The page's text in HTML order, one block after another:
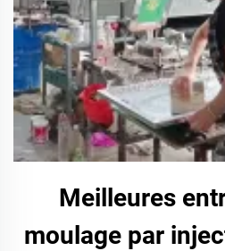
Meilleures
moulage par